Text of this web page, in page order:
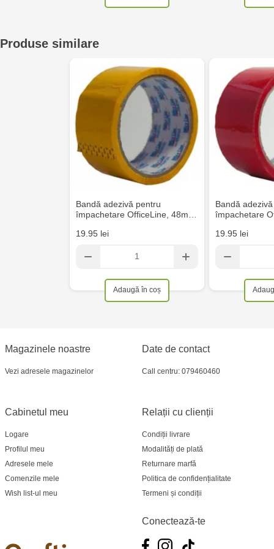
Multistore Soroca - bd. Ștefan cel Mare, 110
Crafti Bălți- EviMall, et2
MultiStore Căușeni- str. Iurii Gagarin 24
Produse similare
Bandă adezivă pentru
împachetare OfficeLine, 48m…
19.95 lei
Adaugă în coș
Bandă
împachetare
19.95 lei
Magazinele noastre
Vezi adresele magazinelor
Relații cu clienții
Condiții livrare
Modalități de plată
Returnare marfă
Politica de confidențialitate
Termeni și condiții
Cabinetul meu
Logare
Profilul meu
Adresele mele
Comenzile mele
Wish list-ul meu
Date de contact
Call centru: 079460460
Conectează-te